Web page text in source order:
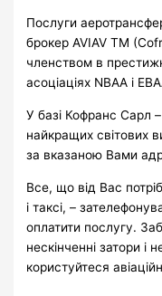
Послуги
брокер AVIAV TM
членством в
асоціаціях NBAA і
У базі Кофранс Сарл –
найкращих світових
за вказаною Вами
Все, що від Вас
і таксі, –
оплатити послугу.
нескінченні затори і
користуйтеся